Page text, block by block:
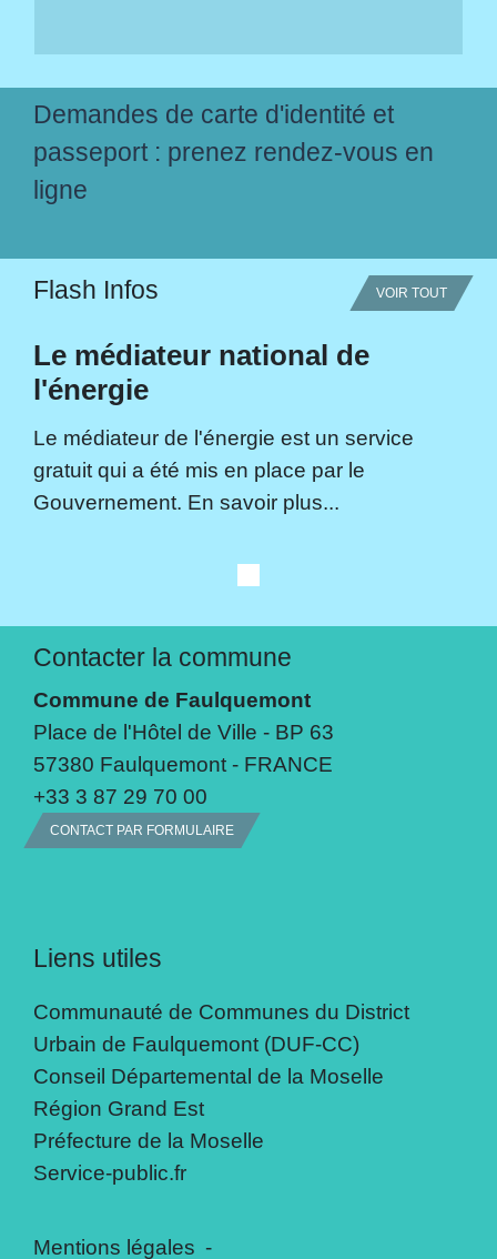
Demandes de carte d'identité et
passeport : prenez rendez-vous en
ligne
Flash Infos VOIR TOUT
Le médiateur national de
l'énergie
Le médiateur de l'énergie est un service
gratuit qui a été mis en place par le
Gouvernement. En savoir plus...
Contacter la commune
Commune de Faulquemont
Place de l'Hôtel de Ville - BP 63
57380 Faulquemont - FRANCE
+33 3 87 29 70 00
CONTACT PAR FORMULAIRE
Liens utiles
Communauté de Communes du District
Urbain de Faulquemont (DUF-CC)
Conseil Départemental de la Moselle
Région Grand Est
Préfecture de la Moselle
Service-public.fr
Mentions légales -